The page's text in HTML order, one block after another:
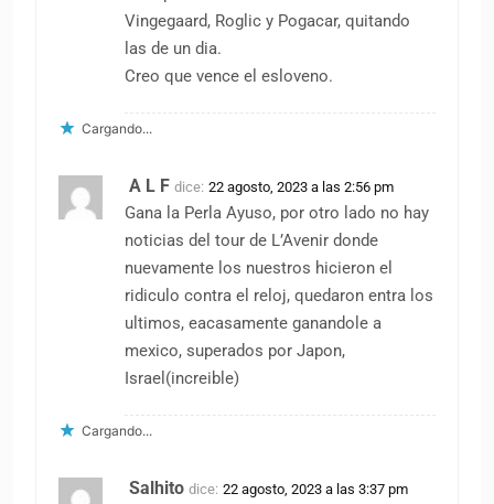
Vingegaard, Roglic y Pogacar, quitando
las de un dia.
Creo que vence el esloveno.
Cargando...
A L F dice: 22 agosto, 2023 a las 2:56 pm
Gana la Perla Ayuso, por otro lado no hay
noticias del tour de L’Avenir donde
nuevamente los nuestros hicieron el
ridiculo contra el reloj, quedaron entra los
ultimos, eacasamente ganandole a
mexico, superados por Japon,
Israel(increible)
Cargando...
Salhito dice: 22 agosto, 2023 a las 3:37 pm